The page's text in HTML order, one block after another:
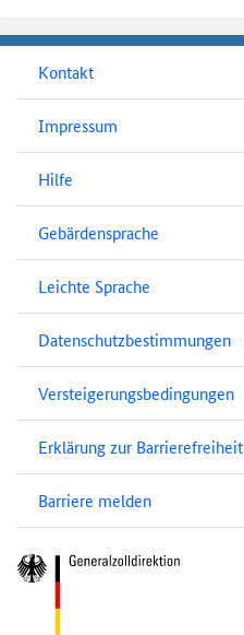
Kontakt
Impressum
Hilfe
Gebärdensprache
Leichte Sprache
Datenschutzbestimmungen
Versteigerungsbedingungen
Erklärung zur Barrierefreiheit
Barriere melden